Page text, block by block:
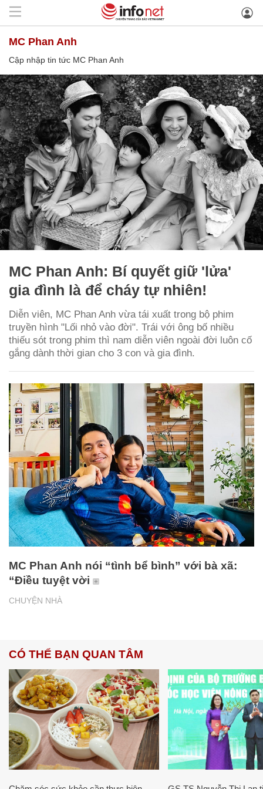
MC Phan Anh
Cập nhập tin tức MC Phan Anh
MC Phan Anh: Bí quyết giữ 'lửa'
gia đình là để cháy tự nhiên!
Diễn viên, MC Phan Anh vừa tái xuất trong bộ phim
truyền hình "Lối nhỏ vào đời". Trái với ông bố nhiều
thiếu sót trong phim thì nam diễn viên ngoài đời luôn cố
gắng dành thời gian cho 3 con và gia đình.
CHUYỆN NHÀ
MC Phan Anh nói “tình bể bình” với bà xã:
“Điều tuyệt vời
CÓ THỂ BẠN QUAN TÂM